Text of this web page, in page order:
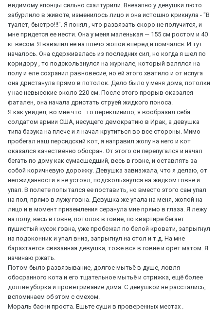
видимому японцы сильно схалтурили. Внезапно у девушки люто
забурлило в животе, изменилось лицо и она истошно крикнула - "В
туалет, быстро!!!". Я понял , что развязать скоро не получится, и
мне придется ее нести. Она у меня маленькая — 155 см ростом и 40
кг весом. Я взвалил ее на плечо жопой вперед и помчался. И тут
началось. Она сдерживалась из последних сил, но когда я шел по
коридору , то подскользнулся на журнале, который валялся на
полу и еле сохранил равновесие, но ей этого хватило и от испуга
она дристанула прямо в потолок. Дело было у меня дома, потолки
у нас невысокие около 220 см. После этого прорыв оказался
фатален, она начала дристать струей жидкого поноса.
Я как увидел, во мне что–то переклинило, я вообразил себя
солдатом армии США, несущего демократию в Ирак, а девушка
типа базука на плече и я начал крутиться во все стороны. Мимо
пробегал наш персидский кот, я направил жопу на него и кот
оказался качественно обосран. От этого он перепугался и начал
бегать по дому как сумасшедший, весь в говне, и оставлять за
собой коричневую дорожку. Девушка завизжала, что я делаю, от
неожиданности я не устоял, подскользнулся на жидком говне и
упал. В полете попытался ее поставить, но вместо этого сам упал
на пол, прямо в лужу говна. Девушка же упала на меня, жопой на
лицо и в момент приземления серанула мне прямо в глаза. Я лежу
на полу, весь в говне, потолок в говне, по квартире бегает
пушистый кусок говна, уже пробежал по белой кровати, запрыгнул
на подоконник и упал вниз, запрыгнул на стол и т.д. На мне
барахтается связанная девушка, тоже вся в говне и орет матом. Я
начинаю ржать.
Потом было развязывание, долгое мытьё в душе, ловля
обосранного кота и его тщательное мытьё и стрижка, ещё более
долгие уборка и проветривание дома. С девушкой не расстались,
вспоминаем об этом с смехом.
Мораль басни проста. Ешьте суши в проверенных местах .